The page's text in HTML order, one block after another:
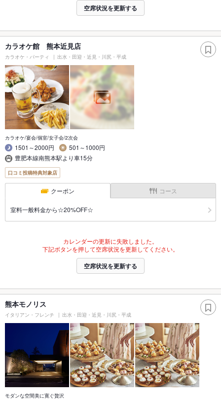
空席状況を更新する
カラオケ館 熊本近見店
カラオケ・パーティ 出水・田迎・近見・川尻・平成
カラオケ/宴会/個室/女子会/2次会
1501～2000円
501～1000円
豊肥本線南熊本駅より車15分
口コミ投稿特典対象店
クーポン コース
室料一般料金から☆20%OFF☆
カレンダーの更新に失敗しました。
下記ボタンを押して空席状況を更新してください。
空席状況を更新する
熊本モノリス
イタリアン・フレンチ 出水・田迎・近見・川尻・平成
モダンな空間美に寛ぐ贅沢